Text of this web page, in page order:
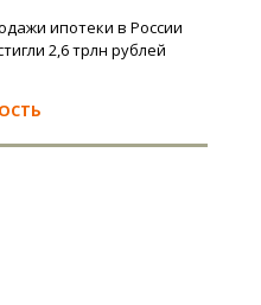
ипотеки в России
2,6 трлн рублей